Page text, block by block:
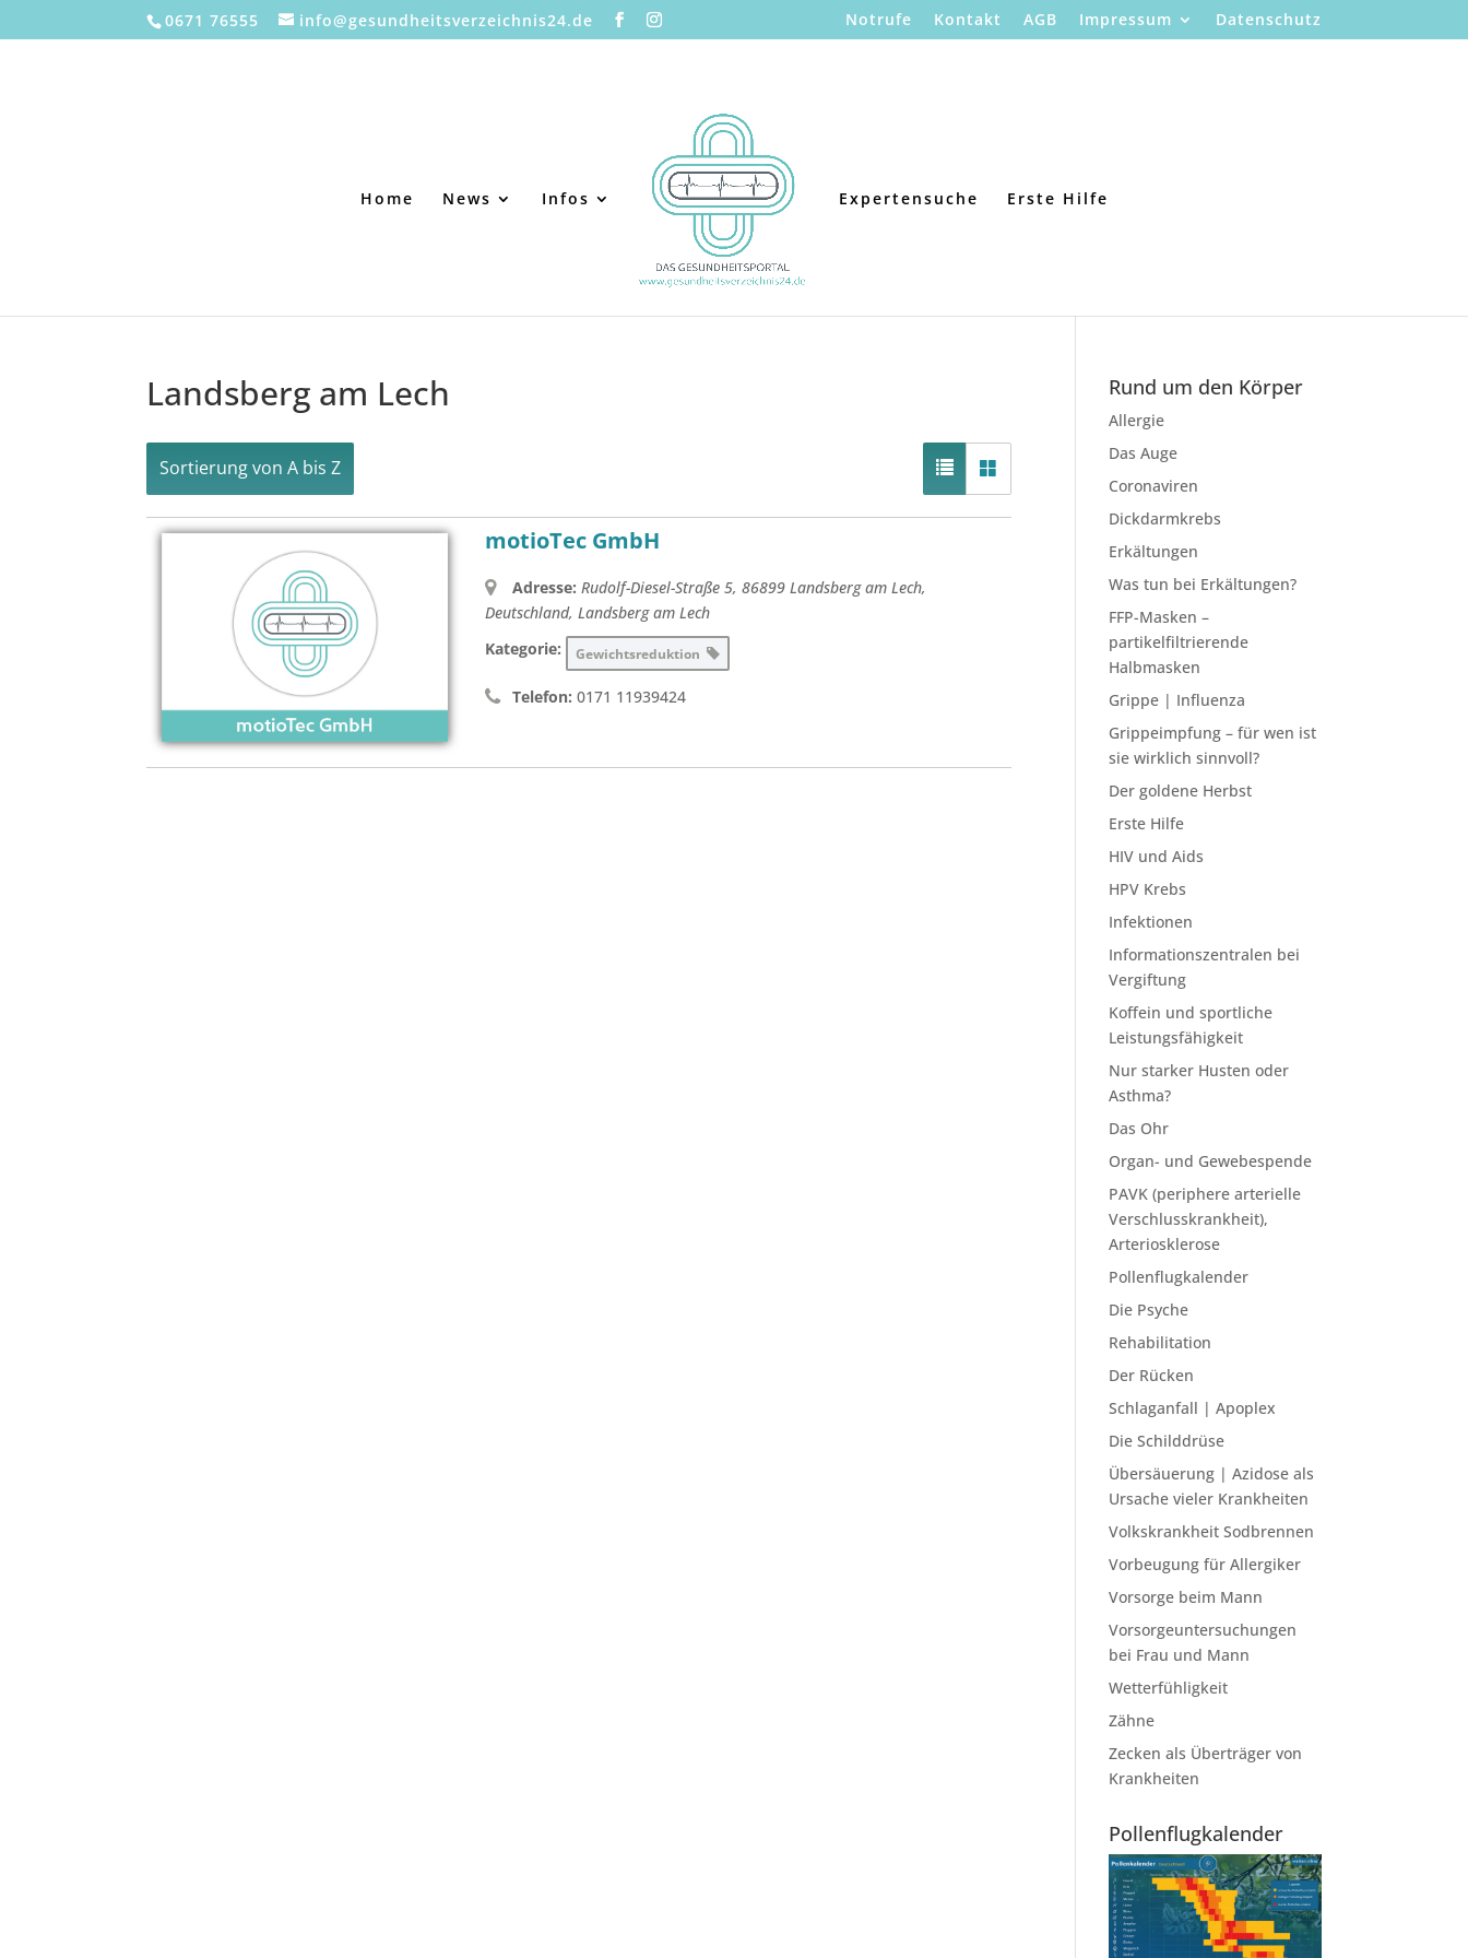
0671 76555 info@gesundheitsverzeichnis24.de Notrufe Kontakt AGB Impressum Datenschutz
Home News Infos Expertensuche Erste Hilfe
Landsberg am Lech
Sortierung von A bis Z
motioTec GmbH
Adresse: Rudolf-Diesel-Straße 5, 86899 Landsberg am Lech,
Deutschland,Landsberg am Lech
Kategorie:
Gewichtsreduktion
Telefon: 0171 11939424
Rund um den Körper
Allergie
Das Auge
Coronaviren
Dickdarmkrebs
Erkältungen
Was tun bei Erkältungen?
FFP-Masken –
partikelfiltrierende
Halbmasken
Grippe | Influenza
Grippeimpfung – für wen ist
sie wirklich sinnvoll?
Der goldene Herbst
Erste Hilfe
HIV und Aids
HPV Krebs
Infektionen
Informationszentralen bei
Vergiftung
Koffein und sportliche
Leistungsfähigkeit
Nur starker Husten oder
Asthma?
Das Ohr
Organ- und Gewebespende
PAVK (periphere arterielle
Verschlusskrankheit),
Arteriosklerose
Pollenflugkalender
Die Psyche
Rehabilitation
Der Rücken
Schlaganfall | Apoplex
Die Schilddrüse
Übersäuerung | Azidose als
Ursache vieler Krankheiten
Volkskrankheit Sodbrennen
Vorbeugung für Allergiker
Vorsorge beim Mann
Vorsorgeuntersuchungen
bei Frau und Mann
Wetterfühligkeit
Zähne
Zecken als Überträger von
Krankheiten
Pollenflugkalender